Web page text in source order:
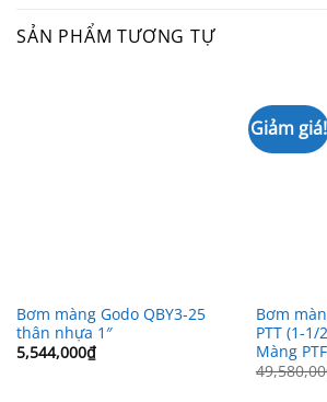
SẢN PHẨM TƯƠNG TỰ
Bơm màng Godo QBY3-25
thân nhựa 1″
5,544,000₫
Giảm giá!
Bơm
PTT (1-1/
Màng